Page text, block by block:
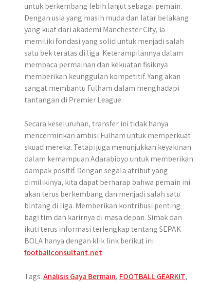
untuk berkembang lebih lanjut sebagai pemain.
Dengan usia yang masih muda dan latar belakang
yang kuat dari akademi Manchester City, ia
memiliki fondasi yang solid untuk menjadi salah
satu bek teratas di liga. Keterampilannya dalam
membaca permainan dan kekuatan fisiknya
memberikan keunggulan kompetitif. Yang akan
sangat membantu Fulham dalam menghadapi
tantangan di Premier League.
Secara keseluruhan, transfer ini tidak hanya
mencerminkan ambisi Fulham untuk memperkuat
skuad mereka. Tetapi juga menunjukkan keyakinan
dalam kemampuan Adarabioyo untuk memberikan
dampak positif. Dengan segala atribut yang
dimilikinya, kita dapat berharap bahwa pemain ini
akan terus berkembang dan menjadi salah satu
bintang di liga. Memberikan kontribusi penting
bagi tim dan karirnya di masa depan. Simak dan
ikuti terus informasi terlengkap tentang SEPAK
BOLA hanya dengan klik link berikut ini
footballconsultant.net.
Tags:Analisis Gaya Bermain, FOOTBALL GEARKIT,